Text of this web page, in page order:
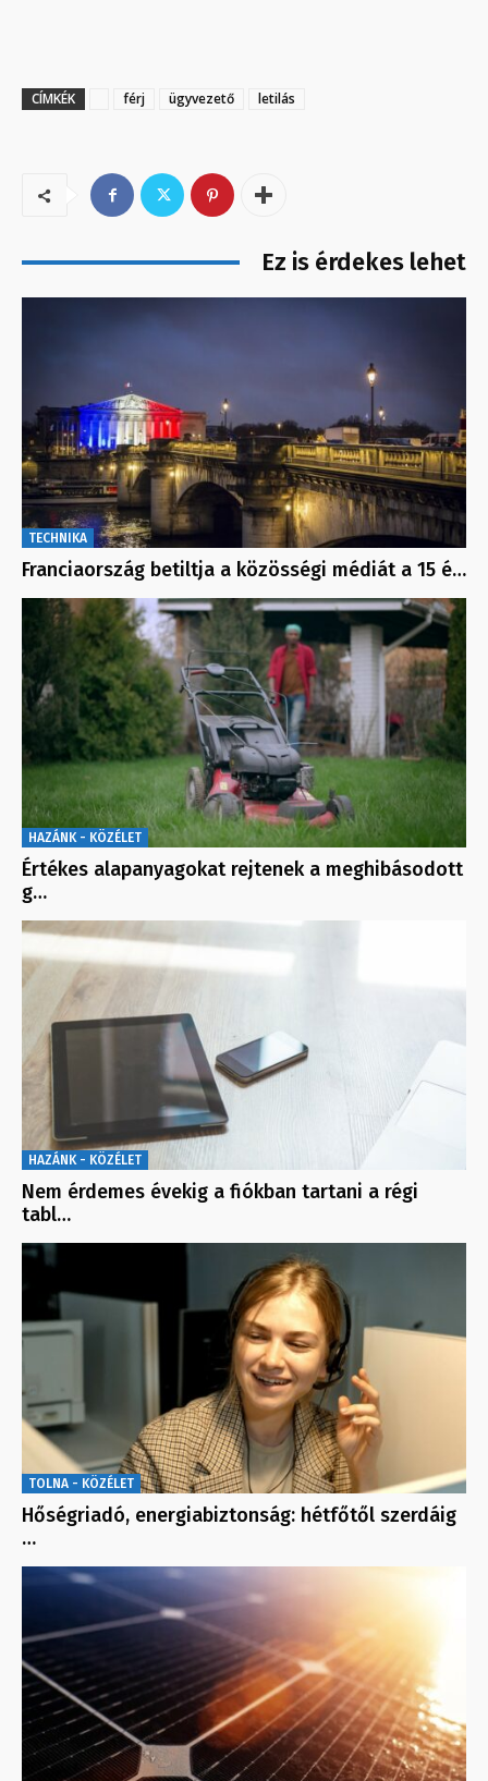
CÍMKÉK férj ügyvezető letilás
Ez is érdekes lehet
TECHNIKA
Franciaország betiltja a közösségi médiát a 15 é…
HAZÁNK - KÖZÉLET
Értékes alapanyagokat rejtenek a meghibásodott
g…
HAZÁNK - KÖZÉLET
Nem érdemes évekig a fiókban tartani a régi
tabl…
TOLNA - KÖZÉLET
Hőségriadó, energiabiztonság: hétfőtől szerdáig
…